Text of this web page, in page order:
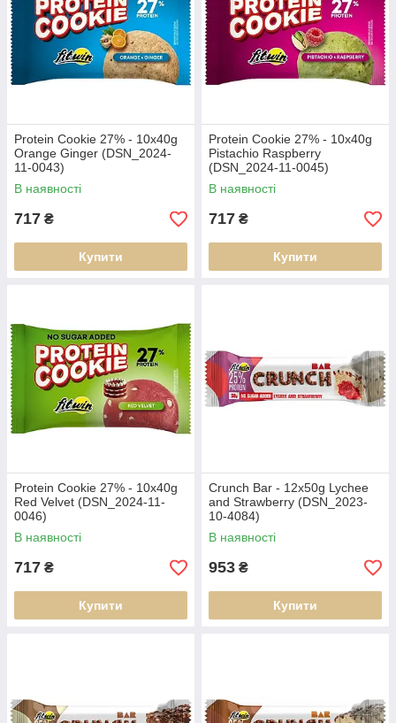
Protein Cookie 27% - 10x40g
Orange Ginger (DSN_2024-
11-0043)
В наявності
717 ₴
Купити
Protein Cookie 27% - 10x40g
Pistachio Raspberry
(DSN_2024-11-0045)
В наявності
717 ₴
Купити
Protein Cookie 27% - 10x40g
Red Velvet (DSN_2024-11-
0046)
В наявності
717 ₴
Купити
Crunch Bar - 12x50g Lychee
and Strawberry (DSN_2023-
10-4084)
В наявності
953 ₴
Купити